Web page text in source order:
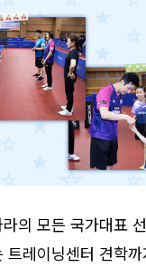
의 모든 국가대표
트레이닝센터 견학